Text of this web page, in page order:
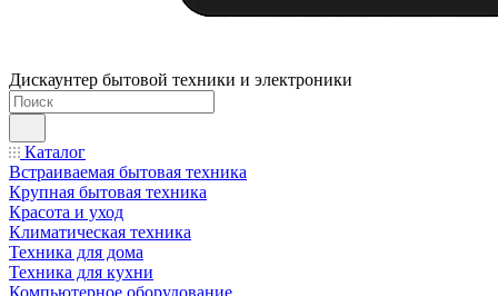
Дискаунтер бытовой техники и электроники
Каталог
Встраиваемая бытовая техника
Крупная бытовая техника
Красота и уход
Климатическая техника
Техника для дома
Техника для кухни
Компьютерное оборудование